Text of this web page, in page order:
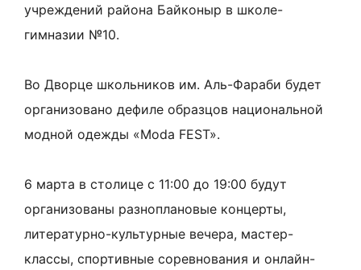
учреждений района Байконыр в школе-
гимназии №10.
Во Дворце школьников им. Аль-Фараби будет
организовано дефиле образцов национальной
модной одежды «Moda FEST».
6 марта в столице с 11:00 до 19:00 будут
организованы разноплановые концерты,
литературно-культурные вечера, мастер-
классы, спортивные соревнования и онлайн-